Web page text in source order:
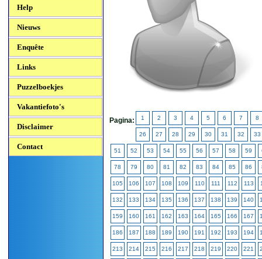
Help
Nieuws
Enquête
Links
Puzzelboekjes
Vakantiefoto's
Disclaimer
Contact
Pagina: 1 2 3 4 5 6 7 8
26 27 28 29 30 31 32 33
51 52 53 54 55 56 57 58 59
78 79 80 81 82 83 84 85 86
105 106 107 108 109 110 111 112 113
132 133 134 135 136 137 138 139 140
159 160 161 162 163 164 165 166 167
186 187 188 189 190 191 192 193 194
213 214 215 216 217 218 219 220 221